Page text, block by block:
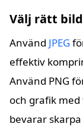
Välj rätt
Använd JPEG
effektiv
Använd PNG
och grafik
bevarar